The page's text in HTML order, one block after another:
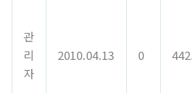
관
리
자
2010.04.13 0